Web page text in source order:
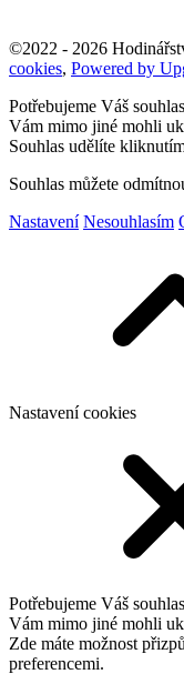
©2022 - 2026
cookies, Powered by
Potřebujeme Váš
Vám mimo jiné mohli
Souhlas udělíte
Souhlas můžete
Nastavení Nesouhlasím
Nastavení cookies
Potřebujeme Váš
Vám mimo jiné mohli
Zde máte možnost
preferencemi.